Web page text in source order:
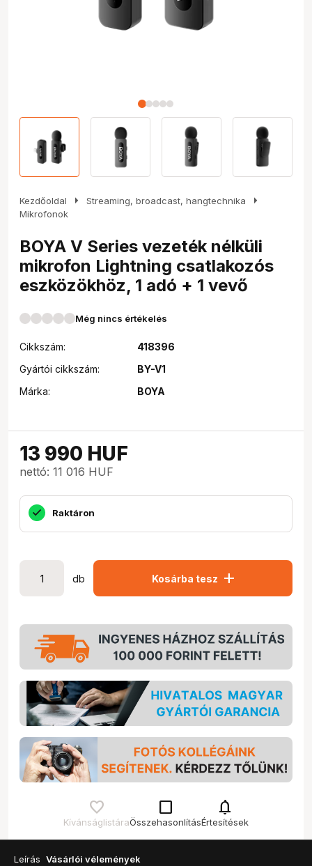
Kezdőoldal arrow_right Streaming, broadcast, hangtechnika arrow_right
Mikrofonok
BOYA V Series vezeték nélküli
mikrofon Lightning csatlakozós
eszközökhöz, 1 adó + 1 vevő
Még nincs értékelés
Cikkszám:
418396
Gyártói cikkszám:
BY-V1
Márka:
BOYA
13 990 HUF
nettó: 11 016 HUF
Raktáron
db Kosárba tesz add
Kívánságlistára
check_box_outline_blank
Összehasonlítás
notifications
Értesítések
Leírás Vásárlói vélemények